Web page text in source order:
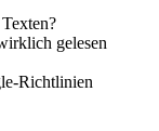
gelesen
Richtlinien